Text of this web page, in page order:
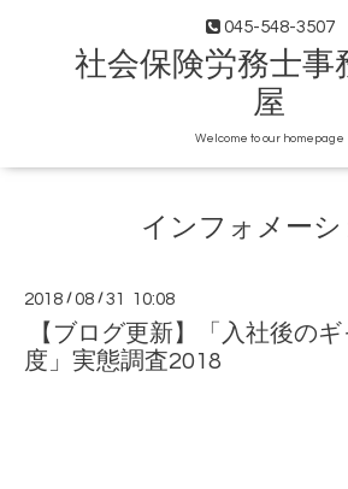
045-548-3507
社会保険労務士事
屋
Welcome to our homepage
インフォメーシ
2018 /08 /31 10:08
【ブログ更新】「入社後の
度」実態調査2018